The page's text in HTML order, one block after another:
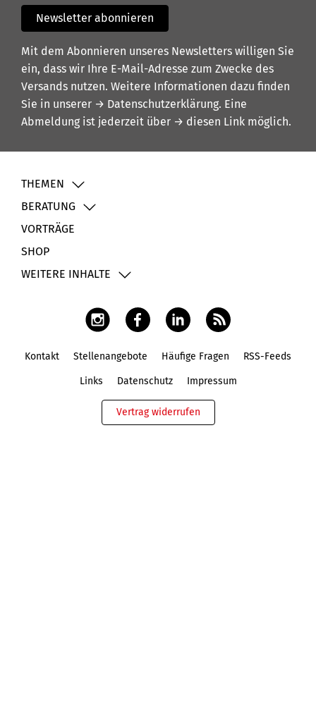
Newsletter abonnieren
Mit dem Abonnieren unseres Newsletters willigen Sie
ein, dass wir Ihre E-Mail-Adresse zum Zwecke des
Versands nutzen. Weitere Informationen dazu finden
Sie in unserer → Datenschutzerklärung. Eine
Abmeldung ist jederzeit über → diesen Link möglich.
THEMEN
BERATUNG
VORTRÄGE
SHOP
WEITERE INHALTE
Kontakt Stellenangebote Häufige Fragen RSS-Feeds
Links Datenschutz Impressum
Vertrag widerrufen